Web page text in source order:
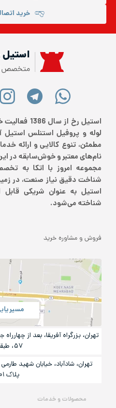
خرید
استیل
متخصص
استیل رخ از
لوله و پروفیل استنلس استیل
مطمئن، تنوع کالایی و ارائه
نام‌های معتبر و خوش‌سابقه در
مجموعه امروز با اتکا به
شناخت دقیق نیاز صنعت، در
استیل به عنوان شریکی قابل
شناخته می‌شود.
محصولات و خدمات
فروش و مشاوره خرید
تهران، بزرگراه آفریقا، بعد از
۵۷، طبقه ۱
پلاک ۱۰۱